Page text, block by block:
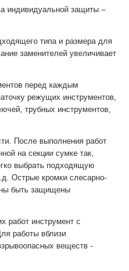
индивидуальной защиты –
типа и размера для
заменителей увеличивает
перед каждым
режущих инструментов,
трубных инструментов,
После выполнения работ
на секции сумке так,
выбрать подходящую
Острые кромки слесарно-
быть защищены
работ инструмент с
работы вблизи
веществ -